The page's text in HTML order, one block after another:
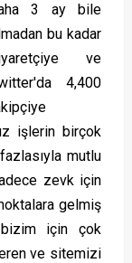
3 ay bile
bu kadar
ve
4,400
işlerin birçok
mutlu
zevk için
gelmiş
bizim için çok
ve sitemizi